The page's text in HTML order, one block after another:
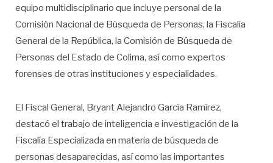
equipo multidisciplinario que incluye personal de la
Comisión Nacional de Búsqueda de Personas, la Fiscalía
General de la República, la Comisión de Búsqueda de
Personas del Estado de Colima, así como expertos
forenses de otras instituciones y especialidades.
El Fiscal General, Bryant Alejandro García Ramírez,
destacó el trabajo de inteligencia e investigación de la
Fiscalía Especializada en materia de búsqueda de
personas desaparecidas, así como las importantes